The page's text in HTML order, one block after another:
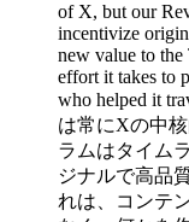
of X, but our
incentivize
new value to the
effort it takes to
who helped it
は常にXの中
ラムはタイム
ジナルで高品
れは、コンテ